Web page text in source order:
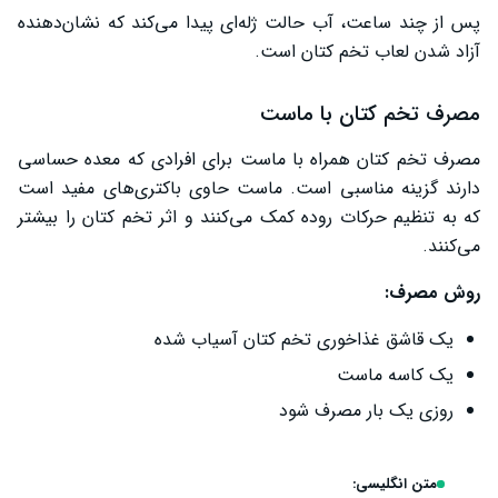
پس از چند ساعت، آب حالت ژله‌ای پیدا می‌کند که نشان‌دهنده
آزاد شدن لعاب تخم کتان است.
مصرف تخم کتان با ماست
مصرف تخم کتان همراه با ماست برای افرادی که معده حساسی
دارند گزینه مناسبی است. ماست حاوی باکتری‌های مفید است
که به تنظیم حرکات روده کمک می‌کنند و اثر تخم کتان را بیشتر
می‌کنند.
روش مصرف:
یک قاشق غذاخوری تخم کتان آسیاب شده
یک کاسه ماست
روزی یک بار مصرف شود
متن انگلیسی: